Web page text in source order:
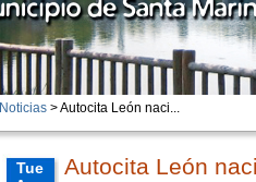
Noticias> Autocita León naci...
Tue
Autocita León